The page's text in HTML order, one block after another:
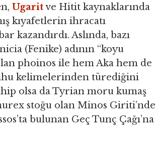
Ugaritve Hitit kaynaklarında
kıyafetlerin ihracatı
kazandırdı. Aslında, bazı
(Fenike) adının “koyu
phoinos ile hem Aka hem de
kelimelerinden türediğini
olsa da Tyrian moru kumaş
stoğu olan Minos Giriti’nde
bulunan Geç Tunç Çağı’na